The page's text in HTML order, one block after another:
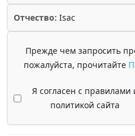
Отчество: Isac
Прежде чем запросить
пожалуйста, прочитайте
Я согласен с правилами
политикой сайта